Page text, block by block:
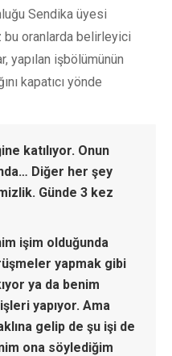
Sendika üyesi
bu oranlarda belirleyici
yapılan işbölümünün
kapatıcı yönde
katılıyor. Onun
Diğer her şey
Günde 3 kez
işim olduğunda
yapmak gibi
ya da benim
yapıyor. Ama
gelip de şu işi de
ona söylediğim